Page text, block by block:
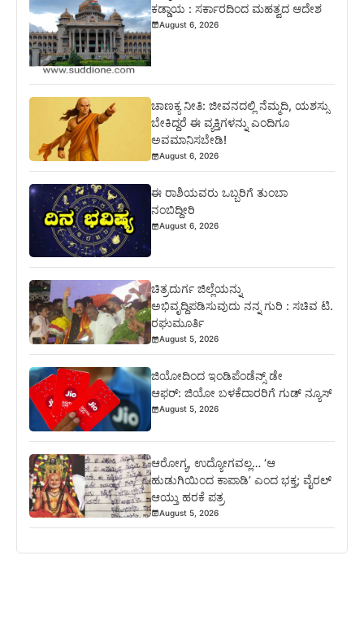
ಕಡ್ಡಾಯ : ಸರ್ಕಾರದಿಂದ ಮಹತ್ವದ ಆದೇಶ
August 6, 2026
ಚಾಣಕ್ಯ ನೀತಿ: ಜೀವನದಲ್ಲಿ ನೆಮ್ಮದಿ, ಯಶಸ್ಸು
ಬೇಕಿದ್ದರೆ ಈ ವ್ಯಕ್ತಿಗಳನ್ನು ಎಂದಿಗೂ
ಅವಮಾನಿಸಬೇಡಿ!
August 6, 2026
ಈ ರಾಶಿಯವರು ಒಬ್ಬರಿಗೆ ತುಂಬಾ
ನಂಬಿದ್ದೀರಿ
August 6, 2026
ಚಿತ್ರದುರ್ಗ ಜಿಲ್ಲೆಯನ್ನು
ಅಭಿವೃದ್ದಿಪಡಿಸುವುದು ನನ್ನ ಗುರಿ : ಸಚಿವ ಟಿ.
ರಘುಮೂರ್ತಿ
August 5, 2026
ಜಿಯೋದಿಂದ ಇಂಡಿಪೆಂಡೆನ್ಸ್ ಡೇ
ಆಫರ್: ಜಿಯೋ ಬಳಕೆದಾರರಿಗೆ ಗುಡ್ ನ್ಯೂಸ್
August 5, 2026
ಆರೋಗ್ಯ, ಉದ್ಯೋಗವಲ್ಲ… ‘ಆ
ಹುಡುಗಿಯಿಂದ ಕಾಪಾಡಿ’ ಎಂದ ಭಕ್ತ; ವೈರಲ್
ಆಯ್ತು ಹರಕೆ ಪತ್ರ
August 5, 2026